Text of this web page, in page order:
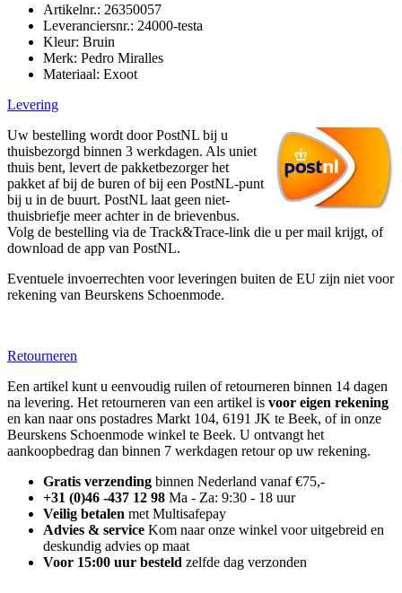
Artikelnr.: 26350057
Leveranciersnr.: 24000-testa
Kleur: Bruin
Merk: Pedro Miralles
Materiaal: Exoot
Levering
Uw bestelling wordt door PostNL bij u
thuisbezorgd binnen 3 werkdagen. Als uniet
thuis bent, levert de pakketbezorger het
pakket af bij de buren of bij een PostNL-punt
bij u in de buurt. PostNL laat geen niet-
thuisbriefje meer achter in de brievenbus.
Volg de bestelling via de Track&Trace-link die u per mail krijgt, of
download de app van PostNL.
Eventuele invoerrechten voor leveringen buiten de EU zijn niet voor
rekening van Beurskens Schoenmode.
Retourneren
Een artikel kunt u eenvoudig ruilen of retourneren binnen 14 dagen
na levering. Het retourneren van een artikel is voor eigen rekening
en kan naar ons postadres Markt 104, 6191 JK te Beek, of in onze
Beurskens Schoenmode winkel te Beek. U ontvangt het
aankoopbedrag dan binnen 7 werkdagen retour op uw rekening.
Gratis verzending binnen Nederland vanaf €75,-
+31 (0)46 -437 12 98 Ma - Za: 9:30 - 18 uur
Veilig betalen met Multisafepay
Advies & service Kom naar onze winkel voor uitgebreid en
deskundig advies op maat
Voor 15:00 uur besteld zelfde dag verzonden